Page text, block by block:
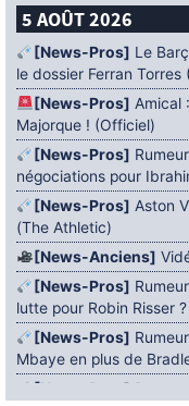
5 AOÛT 2026
[News-Pros] Le
le dossier Ferran Torres
[News-Pros] Amical
Majorque ! (Officiel)
[News-Pros]
négociations pour
[News-Pros] Aston
(The Athletic)
[News-Anciens]
[News-Pros]
lutte pour Robin Risser ?
[News-Pros]
Mbaye en plus de
[News-Pros]